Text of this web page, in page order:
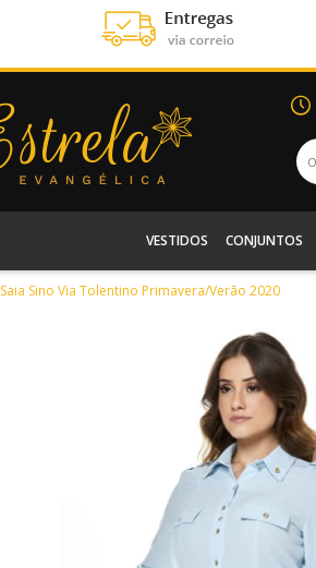
VESTIDOS CONJUNTOS
Saia Sino Via Tolentino Primavera/Verão 2020